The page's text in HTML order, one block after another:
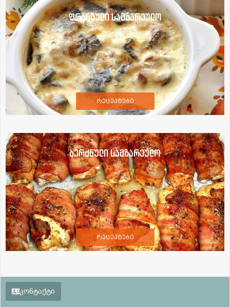
ფრანგული სამზარეულო
რეცეპტები
ბერძნული სამზარეულო
რეცეპტები
კონტაქტი